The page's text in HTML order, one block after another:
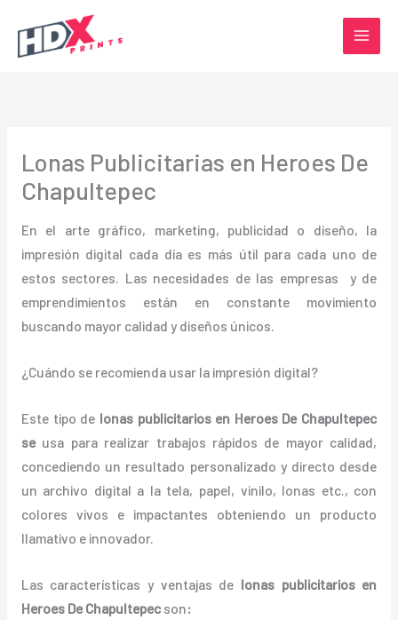
contenido
Lonas Publicitarias en Heroes De
Chapultepec
En el arte gráfico, marketing, publicidad o diseño, la
impresión digital cada día es más útil para cada uno de
estos sectores. Las necesidades de las empresas y de
emprendimientos están en constante movimiento
buscando mayor calidad y diseños únicos.
¿Cuándo se recomienda usar la impresión digital?
Este tipo de lonas publicitarios en Heroes De Chapultepec
seusa para realizar trabajos rápidos de mayor calidad,
concediendo un resultado personalizado y directo desde
un archivo digital a la tela, papel, vinilo, lonas etc., con
colores vivos e impactantes obteniendo un producto
llamativo e innovador.
Las características y ventajas de lonaspublicitariosen
Heroes De Chapultepec son: